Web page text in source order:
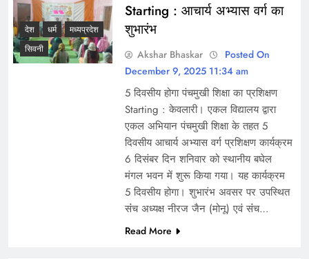
देश धर्म
मध्यप्रदेश
सिवनी
Starting : आचार्य अभ्यास वर्ग का
शुभारंभ
Akshar Bhaskar
Posted On
December 9, 2025 11:34 am
5 दिवसीय होगा पंचमुखी शिक्षा का प्रशिक्षण
Starting : केवलारी। एकल विद्यालय द्वारा
एकल अभियान पंचमुखी शिक्षा के तहत 5
दिवसीय आचार्य अभ्यास वर्ग प्रशिक्षण कार्यक्रम
6 दिसंबर दिन शनिवार को स्थानीय बघेल
मंगल भवन में शुरू किया गया। यह कार्यक्रम
5 दिवसीय होगा। शुभारंभ अवसर पर उपस्थित
संंच अध्यक्ष नीरज जैन (मोनू) एवं संंच…
Read More